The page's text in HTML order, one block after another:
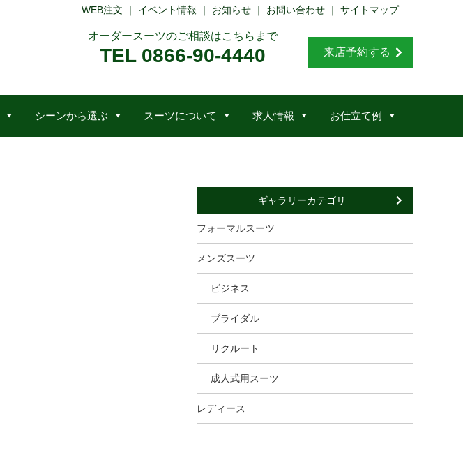
WEB注文 ｜ イベント情報 ｜ お知らせ ｜ お問い合わせ ｜ サイトマップ
オーダースーツのご相談はこちらまで
TEL 0866-90-4440 来店予約する
シーンから選ぶ スーツについて 求人情報 お仕立て例
ギャラリーカテゴリ
フォーマルスーツ
メンズスーツ
ビジネス
ブライダル
リクルート
成人式用スーツ
レディース